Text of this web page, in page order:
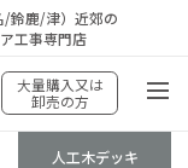
/鈴鹿/津）近郊の
工事専門店
大量購入又は
卸売の方
人工木デッキ